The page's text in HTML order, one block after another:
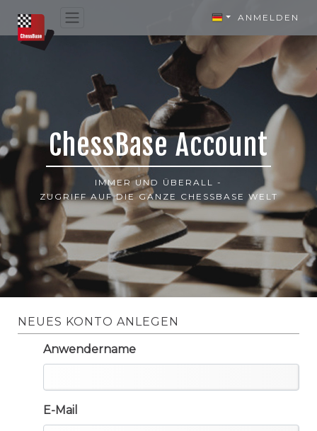
ANMELDEN
ChessBase Account
IMMER UND ÜBERALL -
ZUGRIFF AUF DIE GANZE CHESSBASE WELT
NEUES KONTO ANLEGEN
Anwendername
E-Mail